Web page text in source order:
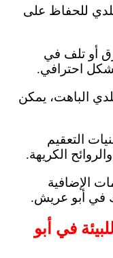
للحفاظ على
أو تلف في
احترافي.
الباهت، يمكن
التعقيم
الكريهة.
الإضافية
في أبو عريش.
في أبو